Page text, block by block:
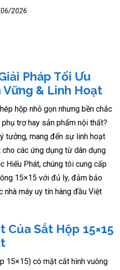
2026
Pháp Tối Ưu
Vững & Linh Hoạt
hộp nhỏ gọn nhưng bền chắc
trợ hay sản phẩm nội thất?
tưởng, mang đến sự linh hoạt
các ứng dụng từ dân dụng
Hiếu Phát, chúng tôi cung cấp
15×15 với đủ ly, đảm bảo
nhà máy uy tín hàng đầu Việt
Sắt Hộp 15×15
15×15) có mặt cắt hình vuông